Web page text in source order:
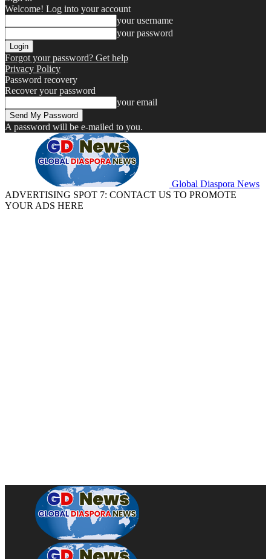
Welcome! Log into your account
your username
your password
Forgot your password? Get help
Privacy Policy
Password recovery
Recover your password
your email
A password will be e-mailed to you.
Global Diaspora News
ADVERTISING SPOT 7: CONTACT US TO PROMOTE
YOUR ADS HERE